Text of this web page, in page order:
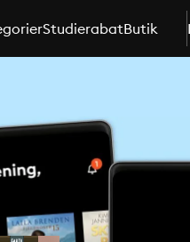
StudierabatButik